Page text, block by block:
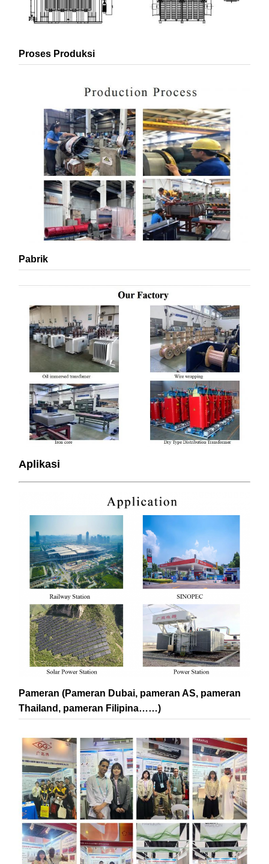
Proses Produksi
Pabrik
Aplikasi
Pameran (Pameran Dubai, pameran AS, pameran
Thailand, pameran Filipina……)